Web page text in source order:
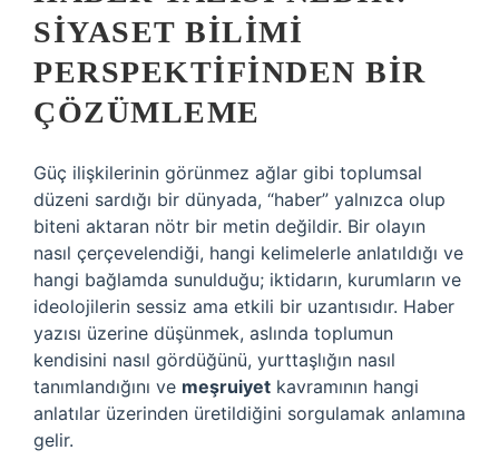
SIYASET BILIMI
PERSPEKTIFINDEN BIR
ÇÖZÜMLEME
Güç ilişkilerinin görünmez ağlar gibi toplumsal
düzeni sardığı bir dünyada, “haber” yalnızca olup
biteni aktaran nötr bir metin değildir. Bir olayın
nasıl çerçevelendiği, hangi kelimelerle anlatıldığı ve
hangi bağlamda sunulduğu; iktidarın, kurumların ve
ideolojilerin sessiz ama etkili bir uzantısıdır. Haber
yazısı üzerine düşünmek, aslında toplumun
kendisini nasıl gördüğünü, yurttaşlığın nasıl
tanımlandığını ve meşruiyet kavramının hangi
anlatılar üzerinden üretildiğini sorgulamak anlamına
gelir.